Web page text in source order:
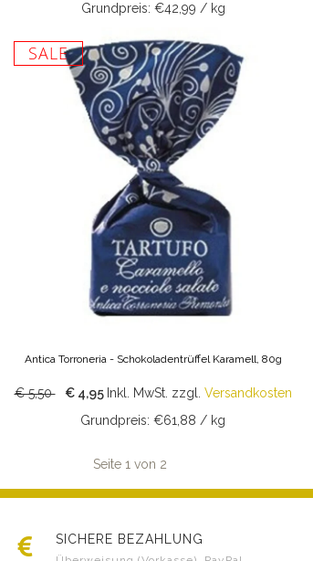
Grundpreis: €42,99 / kg
SALE
Antica Torroneria - Schokoladentrüffel Karamell, 80g
€ 5,50 € 4,95 Inkl. MwSt. zzgl. Versandkosten
Grundpreis: €61,88 / kg
Seite 1 von 2
SICHERE BEZAHLUNG